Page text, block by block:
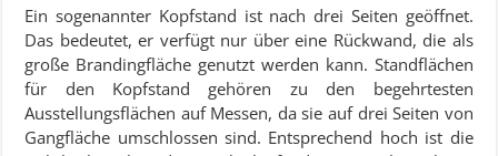
Ein sogenannter Kopfstand ist nach drei Seiten geöffnet.
Das bedeutet, er verfügt nur über eine Rückwand, die als
große Brandingfläche genutzt werden kann. Standflächen
für den Kopfstand gehören zu den begehrtesten
Ausstellungsflächen auf Messen, da sie auf drei Seiten von
Gangfläche umschlossen sind. Entsprechend hoch ist die